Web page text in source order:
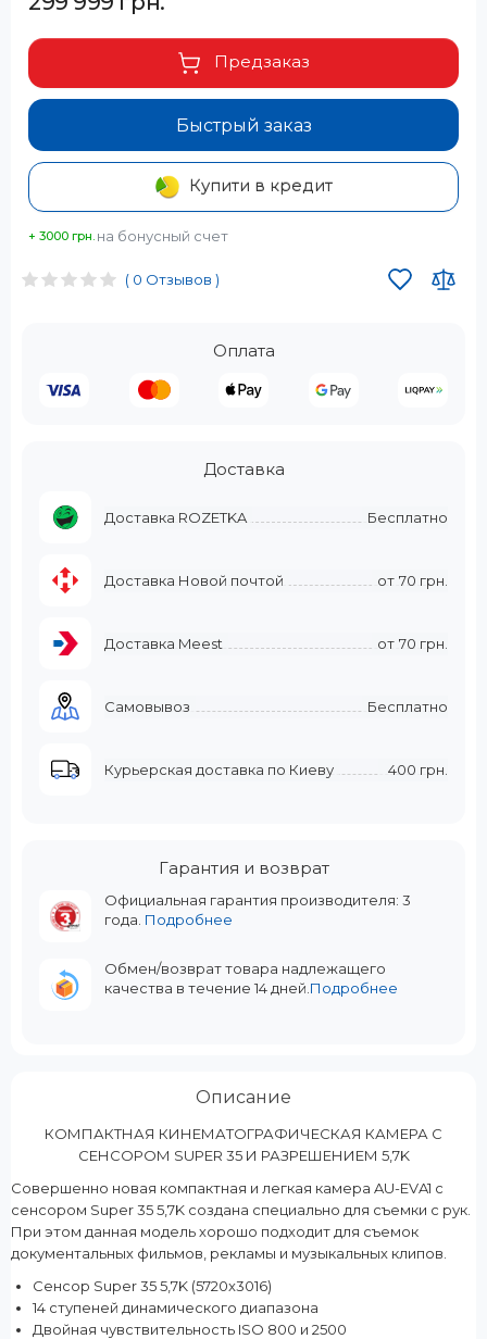
( 0 Отзывов )
Оплата
Доставка
Доставка ROZETKA Бесплатно
Доставка Новой почтой от 70 грн.
Доставка Meest от 70 грн.
Самовывоз Бесплатно
Курьерская доставка по Киеву 400 грн.
Гарантия и возврат
Официальная гарантия производителя: 3
года. Подробнее
Обмен/возврат товара надлежащего
качества в течение 14 дней. Подробнее
Быстрый заказ
Предзаказ
Купити в кредит
+ 3000 грн. на бонусный счет
Описание
КОМПАКТНАЯ КИНЕМАТОГРАФИЧЕСКАЯ КАМЕРА С
СЕНСОРОМ SUPER 35 И РАЗРЕШЕНИЕМ 5,7K
Совершенно новая компактная и легкая камера AU-EVA1 с
сенсором Super 35 5,7K создана специально для съемки с рук.
При этом данная модель хорошо подходит для съемок
документальных фильмов, рекламы и музыкальных клипов.
Сенсор Super 35 5,7K (5720x3016)
14 ступеней динамического диапазона
Двойная чувствительность ISO 800 и 2500